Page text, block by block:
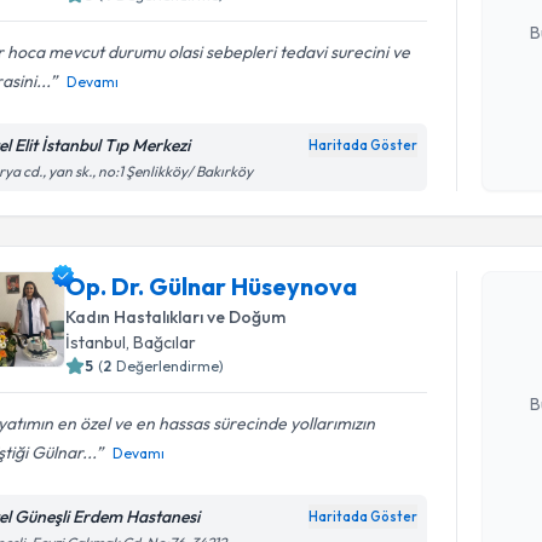
hoca mevcut durumu olasi sebepleri tedavi surecini ve
Devamı
Elit İstanbul Tıp Merkezi Haritada Göster
cd., yan sk., no:1 Şenlikköy/ Bakırköy
Op. Dr. Gülnar Hüseynova
Kadın Hastalıkları ve Doğum
İstanbul , Bağcılar
5 (2 Değerlendirme)
en özel ve en hassas sürecinde yollarımızın
Gülnar...
Devamı
Güneşli Erdem Hastanesi Haritada Göster
Randevu
Op. Dr.